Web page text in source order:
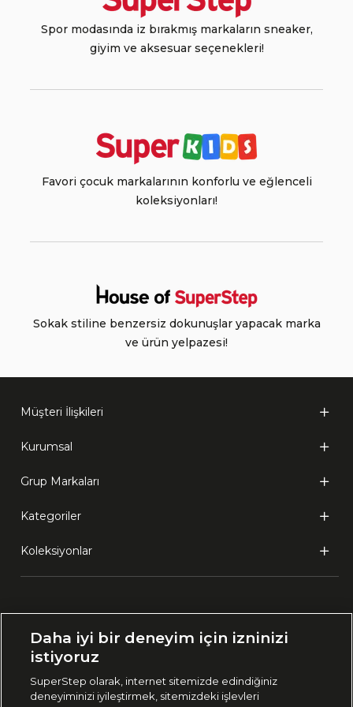
Spor modasında iz bırakmış markaların sneaker,
giyim ve aksesuar seçenekleri!
Favori çocuk markalarının konforlu ve eğlenceli
koleksiyonları!
Sokak stiline benzersiz dokunuşlar yapacak marka
ve ürün yelpazesi!
Müşteri İlişkileri
Kurumsal
Grup Markaları
Kategoriler
Koleksiyonlar
🇹🇷 Türkiye
Daha iyi bir deneyim için izninizi
istiyoruz
SuperStep olarak, internet sitemizde edindiğiniz
deneyiminizi iyileştirmek, sitemizdeki işlevleri